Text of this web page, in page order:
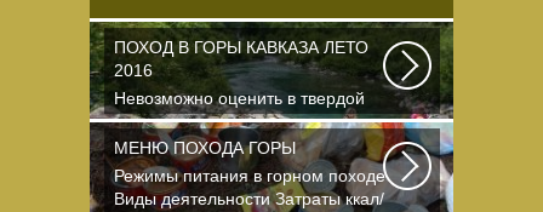
ПОХОД В ГОРЫ КАВКАЗА ЛЕТО
2016
Невозможно оценить в твердой
валюте то ощущение свободы и
вневременности...
МЕНЮ ПОХОДА ГОРЫ
Режимы питания в горном походе
Виды деятельности Затраты ккал/